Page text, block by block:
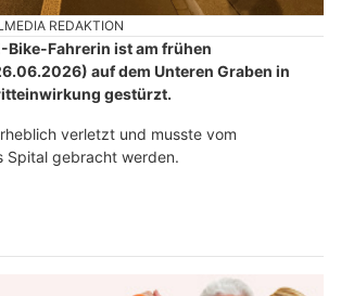
REDAKTION
Bike-Fahrerin ist am frühen
auf dem Unteren Graben in
gestürzt.
verletzt und musste vom
Spital gebracht werden.